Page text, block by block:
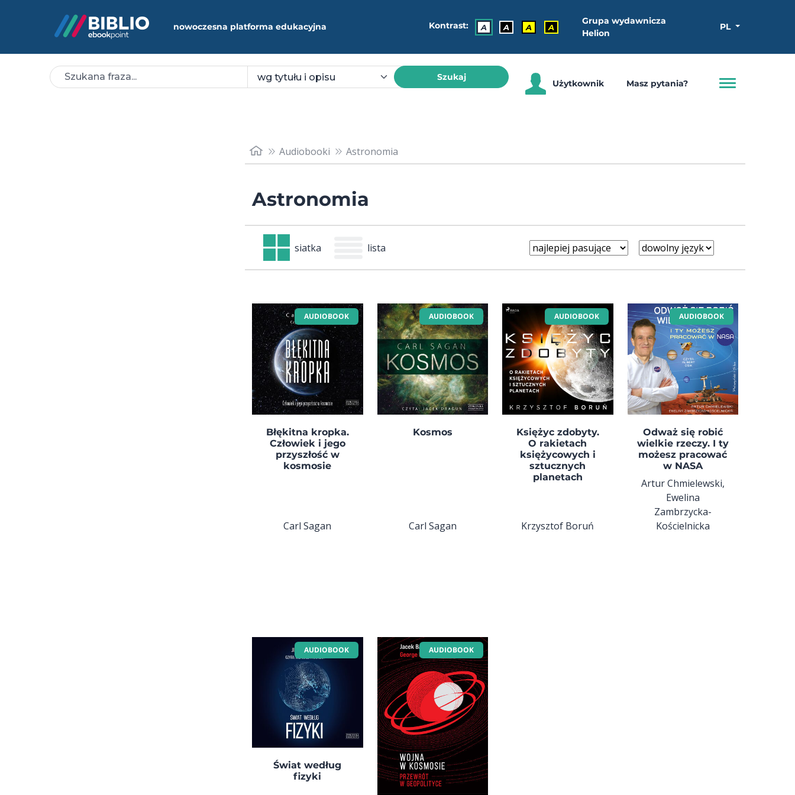
nowoczesna platforma edukacyjna Kontrast: A A A A
Grupa wydawnicza
Helion
PL
Szukaj
Użytkownik Masz pytania?
Audiobooki Astronomia
Astronomia
siatka lista
AUDIOBOOK
Błękitna kropka.
Człowiek i jego
przyszłość w
kosmosie
Carl Sagan
AUDIOBOOK
Kosmos
Carl Sagan
AUDIOBOOK
Księżyc zdobyty.
O rakietach
księżycowych i
sztucznych
planetach
Krzysztof Boruń
AUDIOBOOK
Odważ się robić
wielkie rzeczy. I ty
możesz pracować
w NASA
Artur Chmielewski,
Ewelina
Zambrzycka-
Kościelnicka
AUDIOBOOK
Świat według
fizyki
AUDIOBOOK